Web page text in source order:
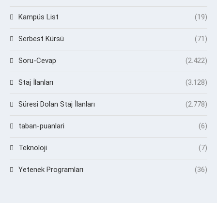
Kampüs List (19)
Serbest Kürsü (71)
Soru-Cevap (2.422)
Staj İlanları (3.128)
Süresi Dolan Staj İlanları (2.778)
taban-puanlari (6)
Teknoloji (7)
Yetenek Programları (36)